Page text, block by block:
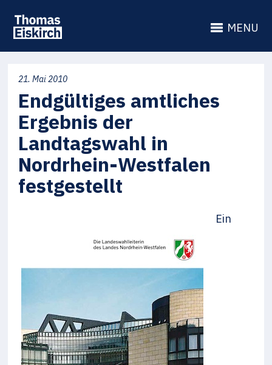
MENU
21. Mai 2010
Endgültiges amtliches
Ergebnis der
Landtagswahl in
Nordrhein-Westfalen
festgestellt
Ein